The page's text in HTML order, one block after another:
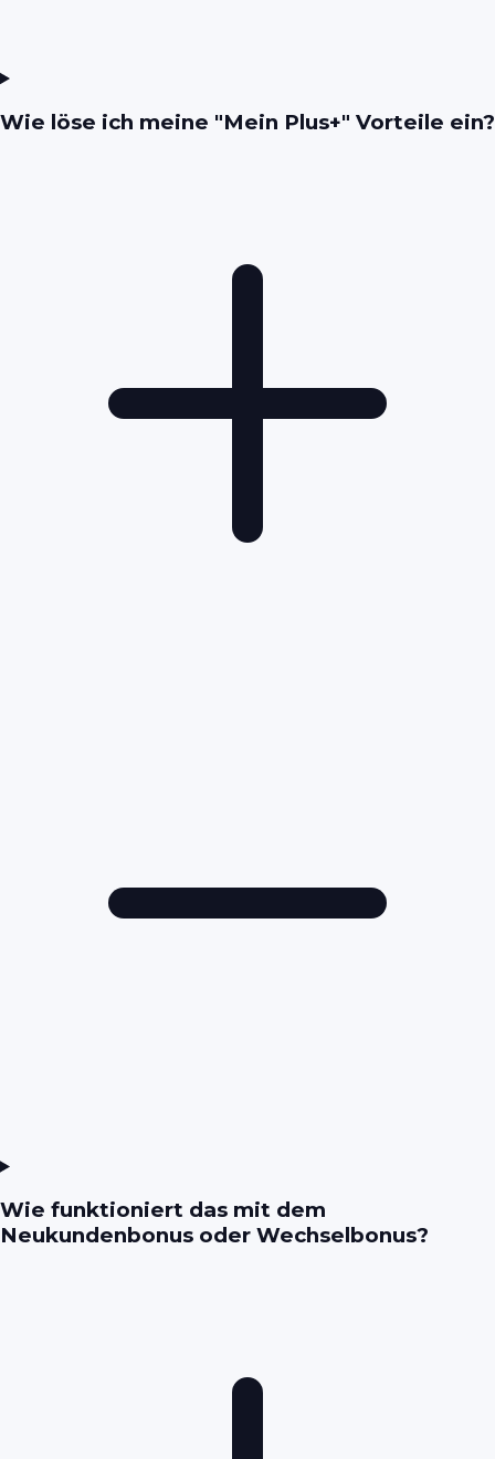
Wie löse ich meine "Mein Plus+" Vorteile ein?
Wie funktioniert das mit dem
Neukundenbonus oder Wechselbonus?